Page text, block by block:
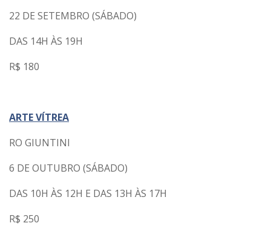
22 DE SETEMBRO (SÁBADO)
DAS 14H ÀS 19H
R$ 180
ARTE VÍTREA
RO GIUNTINI
6 DE OUTUBRO (SÁBADO)
DAS 10H ÀS 12H E DAS 13H ÀS 17H
R$ 250